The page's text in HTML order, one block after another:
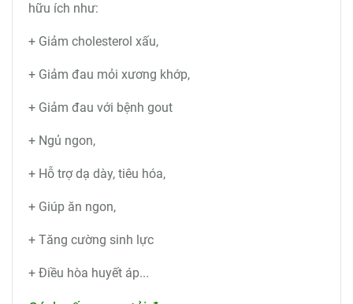
hữu ích như:
+ Giảm cholesterol xấu,
+ Giảm đau mỏi xương khớp,
+ Giảm đau với bệnh gout
+ Ngủ ngon,
+ Hỗ trợ dạ dày, tiêu hóa,
+ Giúp ăn ngon,
+ Tăng cường sinh lực
+ Điều hòa huyết áp...